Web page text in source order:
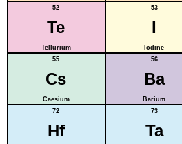
52
Te
Tellurium
53
I
Iodine
55
Cs
Caesium
56
Ba
Barium
72
Hf
73
Ta